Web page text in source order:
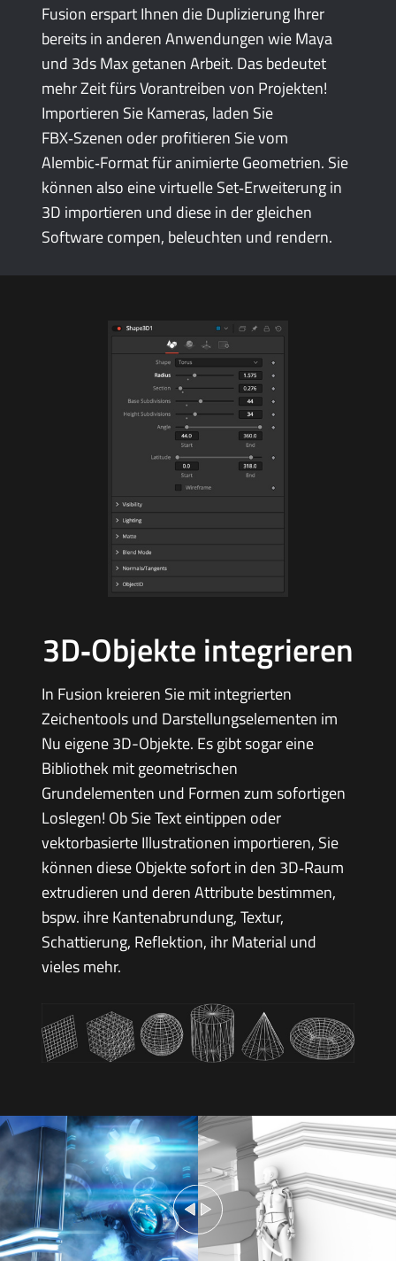
Fusion erspart Ihnen die Duplizierung Ihrer
bereits in anderen Anwendungen wie Maya
und 3ds Max getanen Arbeit. Das bedeutet
mehr Zeit fürs Vorantreiben von Projekten!
Importieren Sie Kameras, laden Sie
FBX‑Szenen oder profitieren Sie vom
Alembic‑Format für animierte Geometrien. Sie
können also eine virtuelle Set‑Erweiterung in
3D importieren und diese in der gleichen
Software compen, beleuchten und rendern.
3D‑Objekte integrieren
In Fusion kreieren Sie mit integrierten
Zeichentools und Darstellungselementen im
Nu eigene 3D-Objekte. Es gibt sogar eine
Bibliothek mit geometrischen
Grundelementen und Formen zum sofortigen
Loslegen! Ob Sie Text eintippen oder
vektorbasierte Illustrationen importieren, Sie
können diese Objekte sofort in den 3D‑Raum
extrudieren und deren Attribute bestimmen,
bspw. ihre Kantenabrundung, Textur,
Schattierung, Reflektion, ihr Material und
vieles mehr.